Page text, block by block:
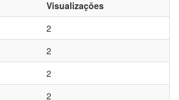
Visualizações
2
2
2
2